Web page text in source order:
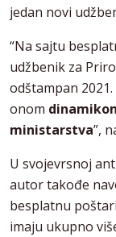
jedan novi
“Na sajtu
udžbenik za
odštampan
onom
ministarstva”,
U svojevrsnoj
autor takođe
besplatnu
imaju ukupno